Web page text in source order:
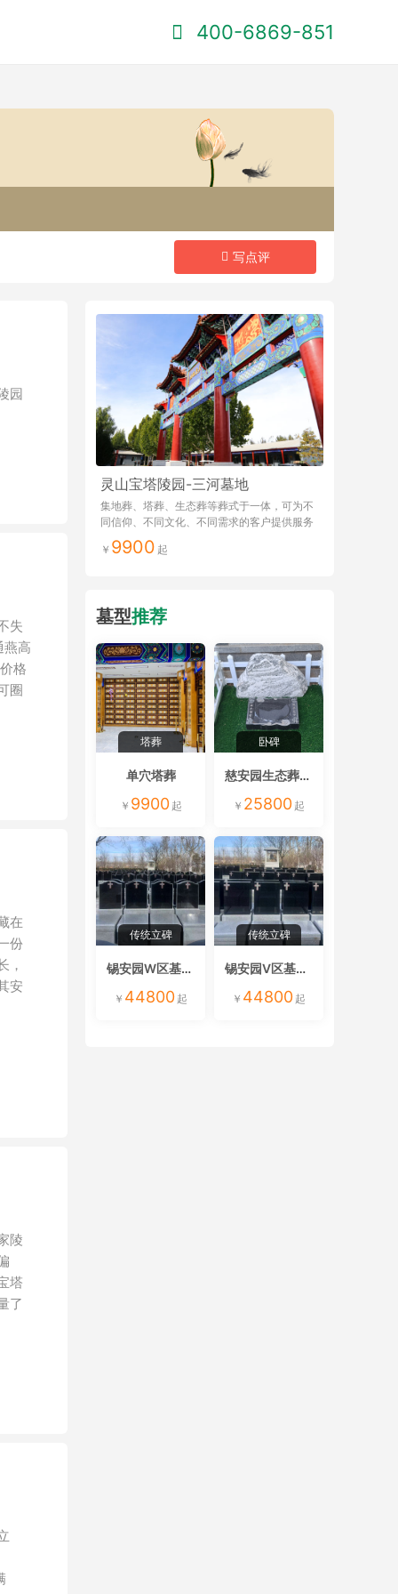
400-6869-851
写点评
园
失
燕高
格
圈
在
份
，
安
陵
塔
了
灵山宝塔陵园-三河墓地
集地葬、塔葬、生态葬等葬式于一体，可为不
同信仰、不同文化、不同需求的客户提供服务
9900
墓型推荐
塔葬
单穴塔葬
9900
卧碑
慈安园生态葬卧碑
25800
传统立碑
锡安园W区基督教立碑
44800
传统立碑
锡安园V区基督教立碑
44800